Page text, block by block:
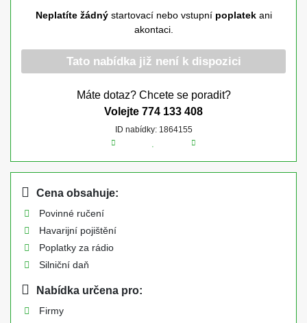
Neplatíte žádnýstartovací nebo vstupní poplatekani
akontaci.
Tato nabídka již není k dispozici
Máte dotaz? Chcete se poradit?
Volejte 774 133 408
ID nabídky: 1864155
Cena obsahuje:
Povinné ručení
Havarijní pojištění
Poplatky za rádio
Silniční daň
Nabídka určena pro:
Firmy